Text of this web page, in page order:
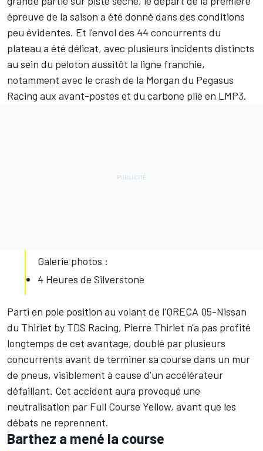
épreuve de la saison a été donné dans des conditions
peu évidentes. Et l'envol des 44 concurrents du
plateau a été délicat, avec plusieurs incidents distincts
au sein du peloton aussitôt la ligne franchie,
notamment avec le crash de la Morgan du Pegasus
Racing aux avant-postes et du carbone plié en LMP3.
Galerie photos :
4 Heures de Silverstone
Parti en pole position au volant de l'ORECA 05-Nissan
du Thiriet by TDS Racing, Pierre Thiriet n'a pas profité
longtemps de cet avantage, doublé par plusieurs
concurrents avant de terminer sa course dans un mur
de pneus, visiblement à cause d'un accélérateur
défaillant. Cet accident aura provoqué une
neutralisation par Full Course Yellow, avant que les
débats ne reprennent.
Barthez a mené la course